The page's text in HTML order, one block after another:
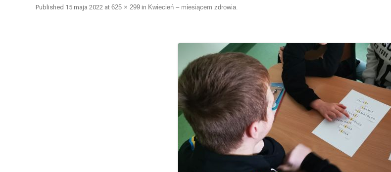
Published 15 maja 2022 at 625 × 299 in Kwiecień – miesiącem zdrowia.